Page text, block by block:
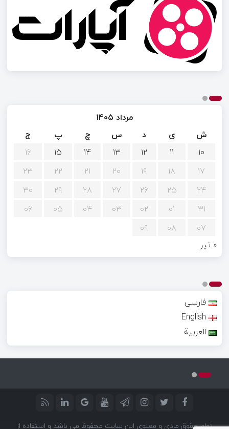
مرداد ۱۴۰۵
ش
ی د س چ پ
ج
۱۰
۱۱ ۱۲ ۱۳ ۱۴ ۱۵
۱۶
۱۷
۱۸ ۱۹ ۲۰ ۲۱ ۲۲
۲۳
۲۴
۲۵ ۲۶ ۲۷ ۲۸ ۲۹
۳۰
۳۱
۰۱ ۰۲ ۰۳ ۰۴ ۰۵
۰۶
۰۷
۰۸
۰۹
« تیر
فارسی
English
العربية
تمام حقوق مادی و معنوی این سایت محفوظ می باشد و استفاده از